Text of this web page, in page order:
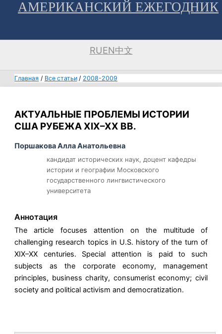
ПерейтиАМЕРИКАНСКИЙ ЕЖЕГОДНИК
RUEN中文
Главная Все статьи 2008-2009
АКТУАЛЬНЫЕ ПРОБЛЕМЫ ИСТОРИИ
США РУБЕЖА XIX–XX ВВ.
Поршакова Алла Анатольевна
кандидат исторических наук, доцент кафедры
истории и географии Московского
государственного лингвистического
университета
Аннотация
The article focuses attention on the multitude of
challenging research topics in U.S. history of the turn of
XIX–XX centuries. Special attention is paid to such
subjects as the corporate economy, management
principles, business charity, consumerist economy; civil
society and political activism and democratization.